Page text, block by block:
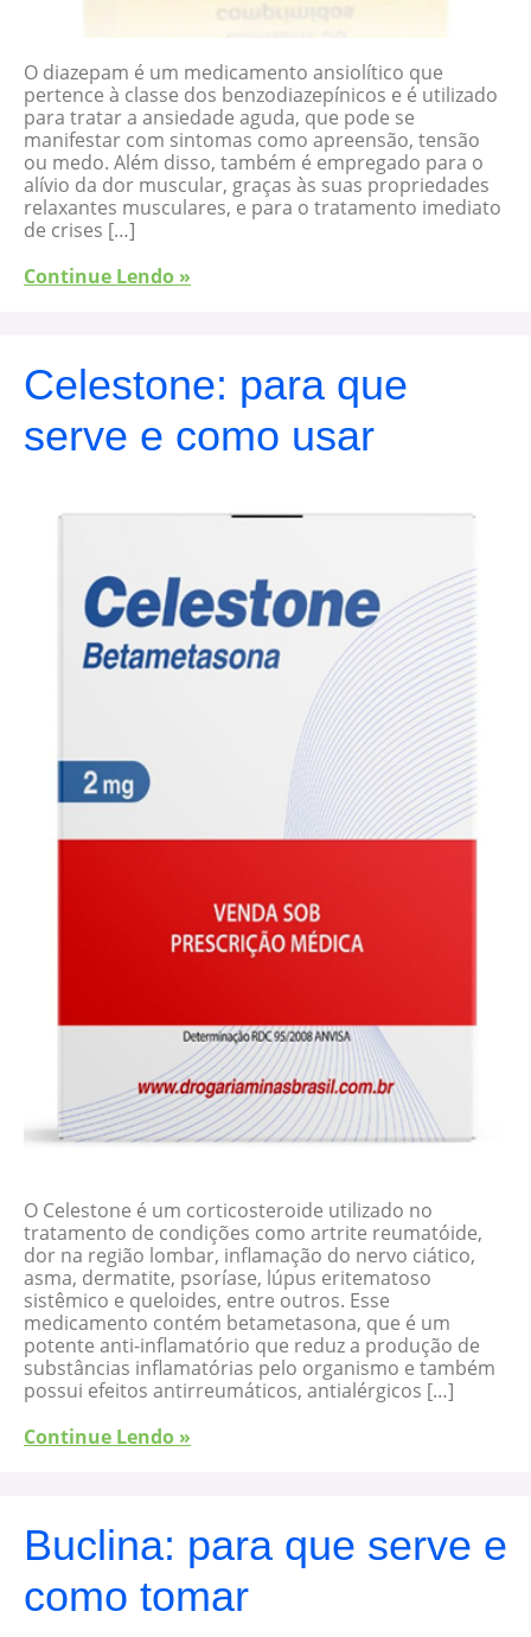
O diazepam é um medicamento ansiolítico que
pertence à classe dos benzodiazepínicos e é utilizado
para tratar a ansiedade aguda, que pode se
manifestar com sintomas como apreensão, tensão
ou medo. Além disso, também é empregado para o
alívio da dor muscular, graças às suas propriedades
relaxantes musculares, e para o tratamento imediato
de crises […]
Continue Lendo »
Celestone: para que
serve e como usar
O Celestone é um corticosteroide utilizado no
tratamento de condições como artrite reumatóide,
dor na região lombar, inflamação do nervo ciático,
asma, dermatite, psoríase, lúpus eritematoso
sistêmico e queloides, entre outros. Esse
medicamento contém betametasona, que é um
potente anti-inflamatório que reduz a produção de
substâncias inflamatórias pelo organismo e também
possui efeitos antirreumáticos, antialérgicos […]
Continue Lendo »
Buclina: para que serve e
como tomar